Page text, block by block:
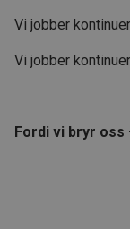
Vi jobber
Vi jobber
Fordi vi bryr oss